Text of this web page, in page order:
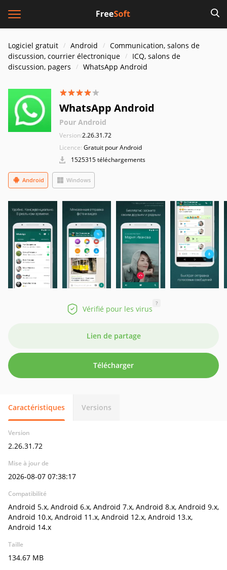
Logiciel gratuit Android
Communication, salons de
discussion, courrier électronique
ICQ, salons de
discussion, pagers
WhatsApp Android
WhatsApp Android
Pour Android
Version:2.26.31.72
Licence: Gratuit pour Android
1525315 téléchargements
Android Windows
Vérifié pour les virus
?
Lien de partage
Télécharger
Caractéristiques Versions
Version
2.26.31.72
Mise à jour de
2026-08-07 07:38:17
Compatibilité
Android 5.x, Android 6.x, Android 7.x, Android 8.x, Android 9.x,
Android 10.x, Android 11.x, Android 12.x, Android 13.x,
Android 14.x
Taille
134.67 MB